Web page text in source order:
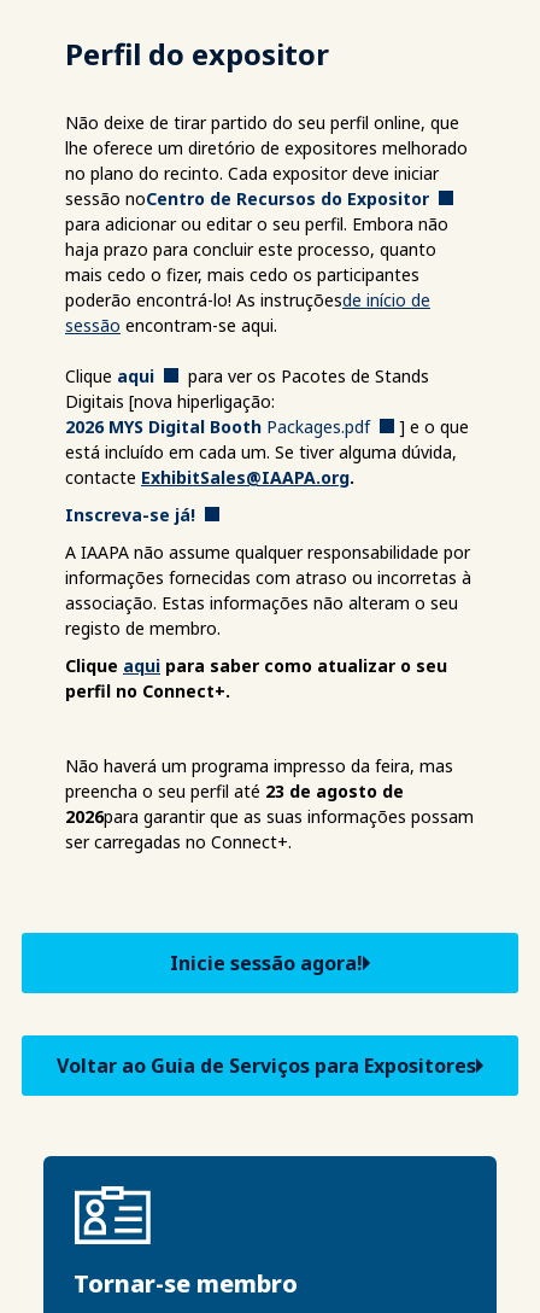
Perfil do expositor
Não deixe de tirar partido do seu perfil online, que
lhe oferece um diretório de expositores melhorado
no plano do recinto. Cada expositor deve iniciar
sessão noCentro de Recursos do Expositor
para adicionar ou editar o seu perfil. Embora não
haja prazo para concluir este processo, quanto
mais cedo o fizer, mais cedo os participantes
poderão encontrá-lo! As instruçõesde início de
sessão encontram-se aqui.
Clique aqui
para ver os Pacotes de Stands
Digitais [nova hiperligação:
2026 MYS Digital Booth Packages.pdf
] e o que
está incluído em cada um. Se tiver alguma dúvida,
contacte ExhibitSales@IAAPA.org.
Inscreva-se já!
A IAAPA não assume qualquer responsabilidade por
informações fornecidas com atraso ou incorretas à
associação. Estas informações não alteram o seu
registo de membro.
Clique aqui para saber como atualizar o seu
perfil no Connect+.
Não haverá um programa impresso da feira, mas
preencha o seu perfil até 23 de agosto de
2026para garantir que as suas informações possam
ser carregadas no Connect+.
Inicie sessão agora!
Voltar ao Guia de Serviços para Expositores
Tornar-se membro